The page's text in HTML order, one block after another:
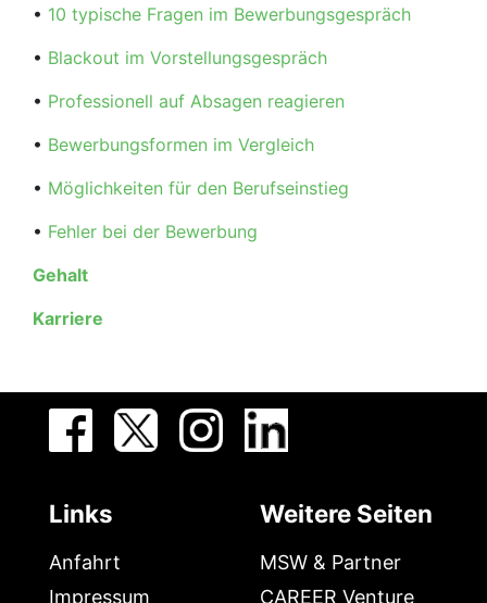
• 10 typische Fragen im Bewerbungsgespräch
• Blackout im Vorstellungsgespräch
• Professionell auf Absagen reagieren
• Bewerbungsformen im Vergleich
• Möglichkeiten für den Berufseinstieg
• Fehler bei der Bewerbung
Gehalt
Karriere
Links
Anfahrt
Impressum
Weitere Seiten
MSW & Partner
CAREER Venture